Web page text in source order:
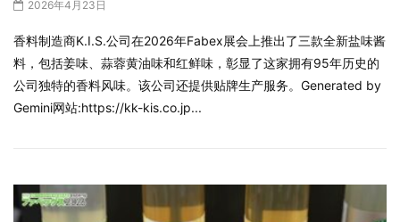
2026年4月23日
香料制造商K.I.S.公司在2026年Fabex展会上推出了三款全新盐味酱
料，包括姜味、蒜蓉黄油味和红鲜味，彰显了这家拥有95年历史的
公司独特的香料风味。该公司还提供贴牌生产服务。Generated by
Gemini网站:https://kk-kis.co.jp...